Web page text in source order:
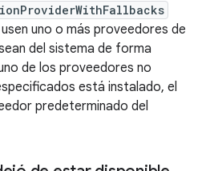
uno o más proveedores de
del sistema de forma
de los proveedores no
está instalado, el
predeterminado del